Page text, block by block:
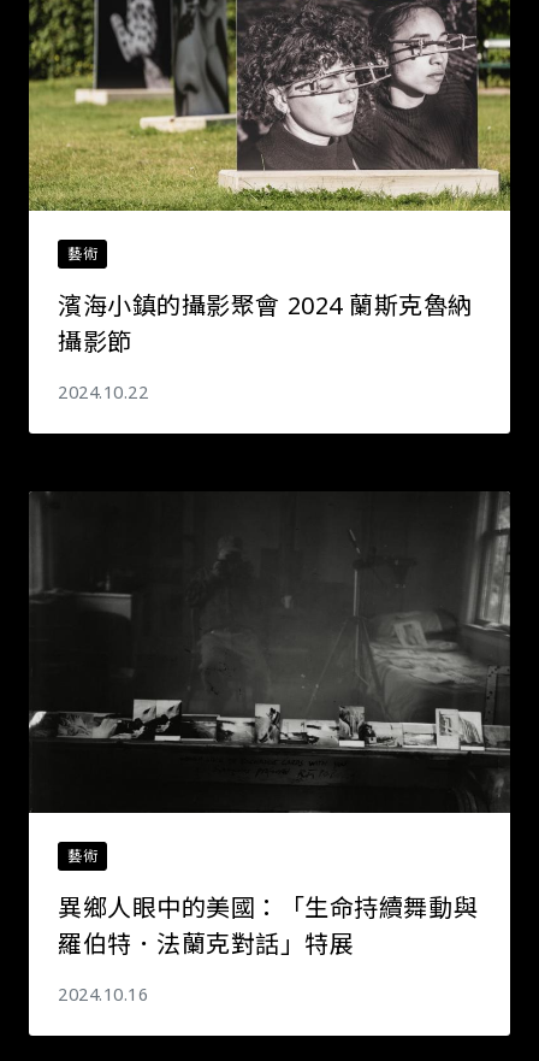
藝術
濱海小鎮的攝影聚會―― 2024 蘭斯克魯納
攝影節
2024.10.22
藝術
異鄉人眼中的美國：「生命持續舞動――與
羅伯特．法蘭克對話」特展
2024.10.16